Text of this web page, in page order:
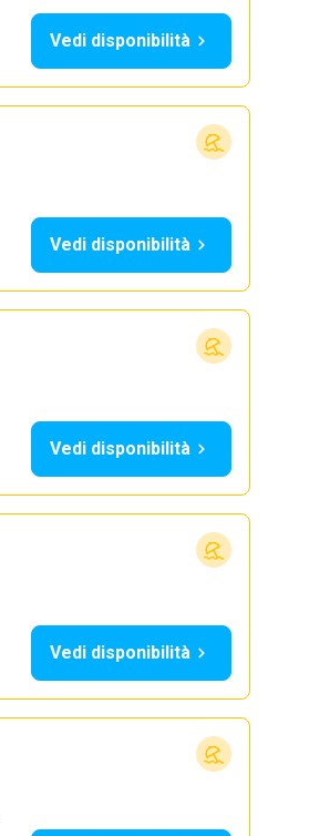
Vedi disponibilità
Vedi disponibilità
Vedi disponibilità
Vedi disponibilità